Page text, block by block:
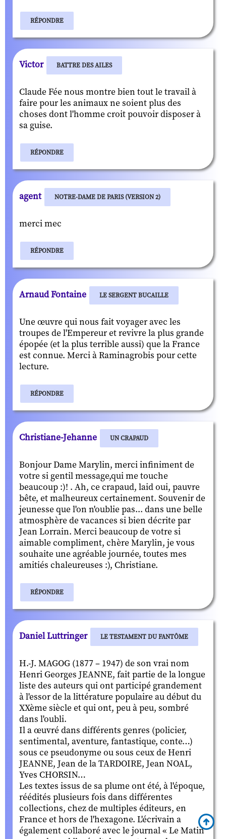
RÉPONDRE
Victor BATTRE DES AILES
Claude Fée nous montre bien tout le travail à
faire pour les animaux ne soient plus des
choses dont l'homme croit pouvoir disposer à
sa guise.
RÉPONDRE
agent NOTRE-DAME DE PARIS (VERSION 2)
merci mec
RÉPONDRE
Arnaud Fontaine LE SERGENT BUCAILLE
Une œuvre qui nous fait voyager avec les
troupes de l'Empereur et revivre la plus grande
épopée (et la plus terrible aussi) que la France
est connue. Merci à Raminagrobis pour cette
lecture.
RÉPONDRE
Christiane-Jehanne UN CRAPAUD
Bonjour Dame Marylin, merci infiniment de
votre si gentil message,qui me touche
beaucoup :)! . Ah, ce crapaud, laid oui, pauvre
bête, et malheureux certainement. Souvenir de
jeunesse que l'on n'oublie pas... dans une belle
atmosphère de vacances si bien décrite par
Jean Lorrain. Merci beaucoup de votre si
aimable compliment, chère Marylin, je vous
souhaite une agréable journée, toutes mes
amitiés chaleureuses :), Christiane.
RÉPONDRE
Daniel Luttringer LE TESTAMENT DU FANTÔME
H.-J. MAGOG (1877 – 1947) de son vrai nom
Henri Georges JEANNE, fait partie de la longue
liste des auteurs qui ont participé grandement
à l'essor de la littérature populaire au début du
XXème siècle et qui ont, peu à peu, sombré
dans l'oubli.
Il a œuvré dans différents genres (policier,
sentimental, aventure, fantastique, conte…)
sous ce pseudonyme ou sous ceux de Henri
JEANNE, Jean de la TARDOIRE, Jean NOAL,
Yves CHORSIN…
Les textes issus de sa plume ont été, à l'époque,
réédités plusieurs fois dans différentes
collections, chez de multiples éditeurs, en
France et hors de l'hexagone. L'écrivain a
également collaboré avec le journal « Le Matin